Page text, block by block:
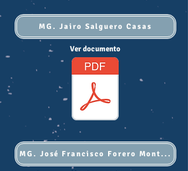
MG. Jairo Salguero Casas
Ver documento
MG. José Francisco Forero Montealegre